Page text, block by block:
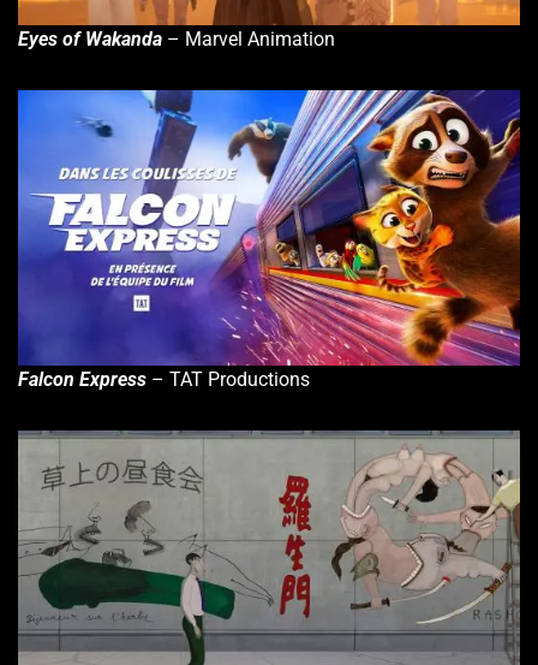
Eyes of Wakanda – Marvel Animation
Falcon Express – TAT Productions